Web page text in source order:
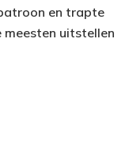
en trapte
meesten uitstellen